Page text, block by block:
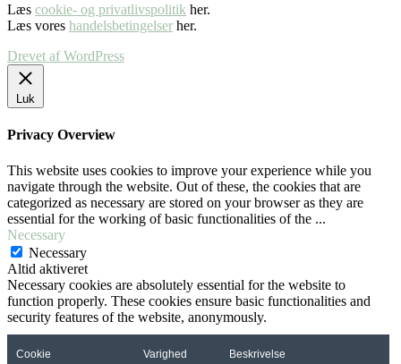
Læs cookie- og privatlivspolitik her.
Læs vores handelsbetingelser her.
Drevet af WordPress
Luk
Privacy Overview
This website uses cookies to improve your experience while you
navigate through the website. Out of these, the cookies that are
categorized as necessary are stored on your browser as they are
essential for the working of basic functionalities of the ...
Necessary
Necessary
Altid aktiveret
Necessary cookies are absolutely essential for the website to
function properly. These cookies ensure basic functionalities and
security features of the website, anonymously.
Cookie Varighed Beskrivelse